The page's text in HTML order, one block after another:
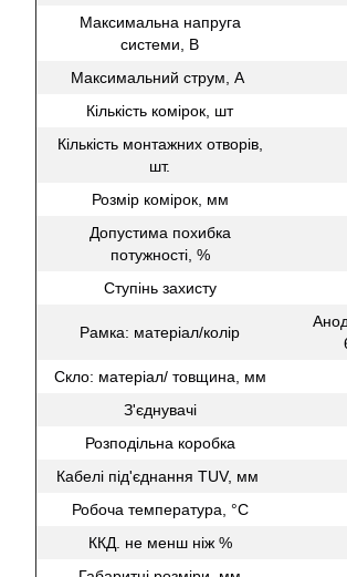
Максимальна напруга
системи, В
Максимальний струм, A
Кількість комірок, шт
Кількість монтажних отворів,
шт.
Розмір комірок, мм
Допустима похибка
потужності, %
Ступінь захисту
Рамка: матеріал/колір
Скло: матеріал/ товщина, мм
З'єднувачі
Розподільна коробка
Кабелі під'єднання TUV, мм
Робоча температура, °С
ККД. не менш ніж %